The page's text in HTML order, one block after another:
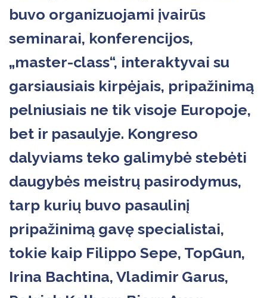
buvo organizuojami įvairūs
seminarai, konferencijos,
„master-class“, interaktyvai su
garsiausiais kirpėjais, pripažinimą
pelniusiais ne tik visoje Europoje,
bet ir pasaulyje. Kongreso
dalyviams teko galimybė stebėti
daugybės meistrų pasirodymus,
tarp kurių buvo pasaulinį
pripažinimą gavę specialistai,
tokie kaip Filippo Sepe, TopGun,
Irina Bachtina, Vladimir Garus,